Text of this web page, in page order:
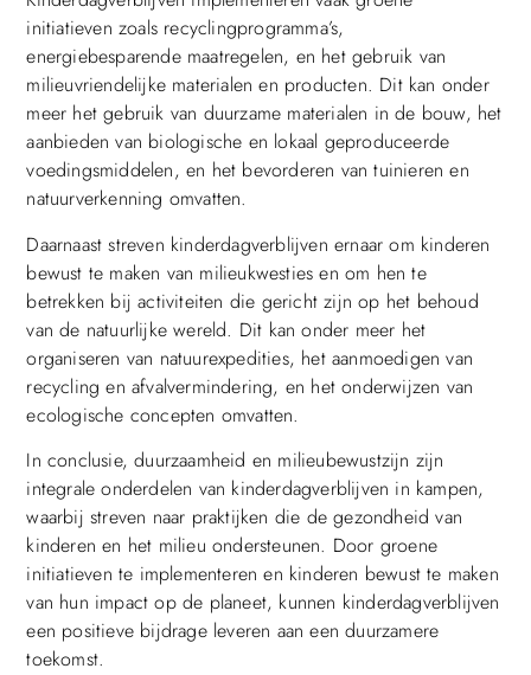
initiatieven zoals recyclingprogramma’s,
energiebesparende maatregelen, en het gebruik van
milieuvriendelijke materialen en producten. Dit kan onder
meer het gebruik van duurzame materialen in de bouw, het
aanbieden van biologische en lokaal geproduceerde
voedingsmiddelen, en het bevorderen van tuinieren en
natuurverkenning omvatten.
Daarnaast streven kinderdagverblijven ernaar om kinderen
bewust te maken van milieukwesties en om hen te
betrekken bij activiteiten die gericht zijn op het behoud
van de natuurlijke wereld. Dit kan onder meer het
organiseren van natuurexpedities, het aanmoedigen van
recycling en afvalvermindering, en het onderwijzen van
ecologische concepten omvatten.
In conclusie, duurzaamheid en milieubewustzijn zijn
integrale onderdelen van kinderdagverblijven in kampen,
waarbij streven naar praktijken die de gezondheid van
kinderen en het milieu ondersteunen. Door groene
initiatieven te implementeren en kinderen bewust te maken
van hun impact op de planeet, kunnen kinderdagverblijven
een positieve bijdrage leveren aan een duurzamere
toekomst.